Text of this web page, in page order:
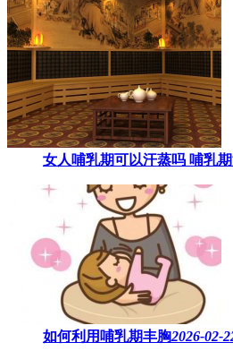
女人哺乳期可以汗蒸吗 ​哺乳
如何利用哺乳期丰胸2026-02-